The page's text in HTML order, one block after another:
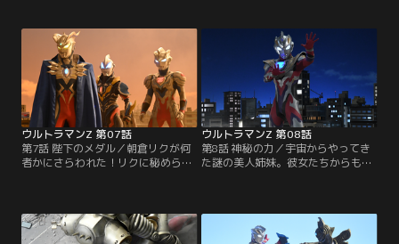
ンゼットは新たな武器「ゼットラン
スアロー」を携え立ち向かう！そ
う、それは太古より蘇りし伝説のア
イテム！戦いの行方は果たし
て……！？
い。かつてジードを苦しめたラスト
ジャッジメンター・ギルバリスもま
た地球へ飛来する！未曽有の危機に
立ち向かう我らが2大ヒーロー！そ
の勇姿を絶対に見逃すな！
ウルトラマンZ 第07話
第7話 陛下のメダル／朝倉リクが何
者かにさらわれた！リクに秘められ
ピンチに陥るウルトラマンゼットの
前に、満を持して師匠が帰ってく
ウルトラマンZ 第08話
第8話 神秘の力／宇宙からやってき
た謎の美人姉妹。彼女たちからもた
体怪獣ファイブキングに強化するカ
ブラギ。この強敵に立ち向かうには